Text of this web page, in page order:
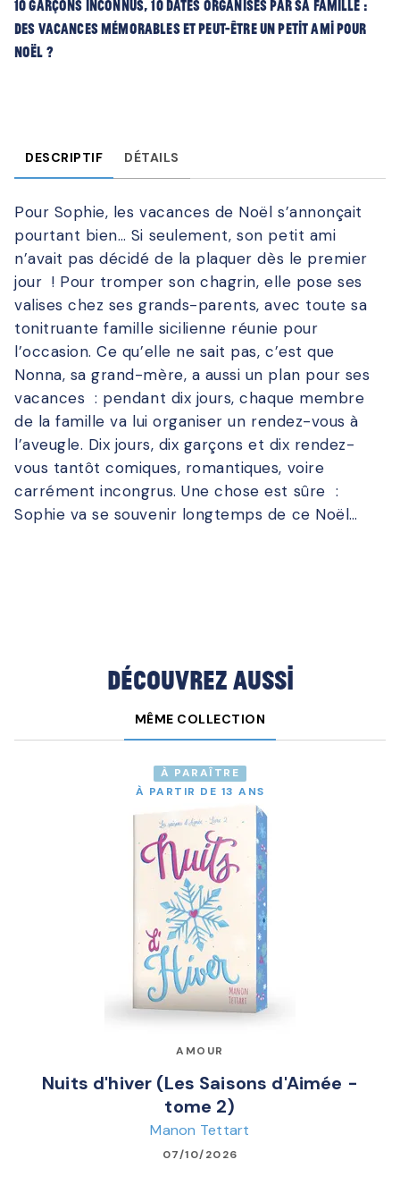
10 garçons inconnus, 10 dates organisés par sa famille :
des vacances mémorables et peut-être un petit ami pour
Noël ?
DESCRIPTIF DÉTAILS
Pour Sophie, les vacances de Noël s’annonçait
pourtant bien… Si seulement, son petit ami
n’avait pas décidé de la plaquer dès le premier
jour ! Pour tromper son chagrin, elle pose ses
valises chez ses grands-parents, avec toute sa
tonitruante famille sicilienne réunie pour
l’occasion. Ce qu’elle ne sait pas, c’est que
Nonna, sa grand-mère, a aussi un plan pour ses
vacances : pendant dix jours, chaque membre
de la famille va lui organiser un rendez-vous à
l’aveugle. Dix jours, dix garçons et dix rendez-
vous tantôt comiques, romantiques, voire
carrément incongrus. Une chose est sûre :
Sophie va se souvenir longtemps de ce Noël…
Découvrez aussi
MÊME COLLECTION
À PARAÎTRE
À PARTIR DE 13 ANS
AMOUR
Nuits d'hiver (Les Saisons d'Aimée -
tome 2)
Manon Tettart
07/10/2026